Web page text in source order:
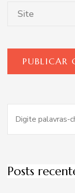
por:
Posts